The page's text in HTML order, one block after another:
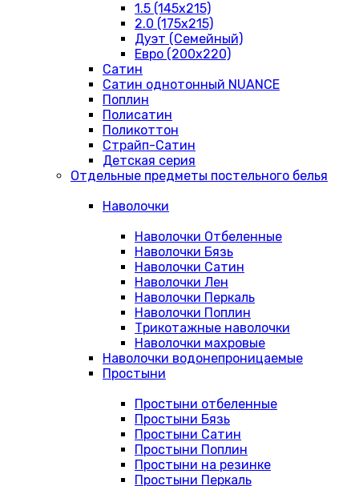
1.5 (145х215)
2.0 (175х215)
Дуэт (Семейный)
Евро (200х220)
Сатин
Сатин однотонный NUANCE
Поплин
Полисатин
Поликоттон
Страйп-Сатин
Детская серия
Отдельные предметы постельного белья
Наволочки
Наволочки Отбеленные
Наволочки Бязь
Наволочки Сатин
Наволочки Лен
Наволочки Перкаль
Наволочки Поплин
Трикотажные наволочки
Наволочки махровые
Наволочки водонепроницаемые
Простыни
Простыни отбеленные
Простыни Бязь
Простыни Сатин
Простыни Поплин
Простыни на резинке
Простыни Перкаль